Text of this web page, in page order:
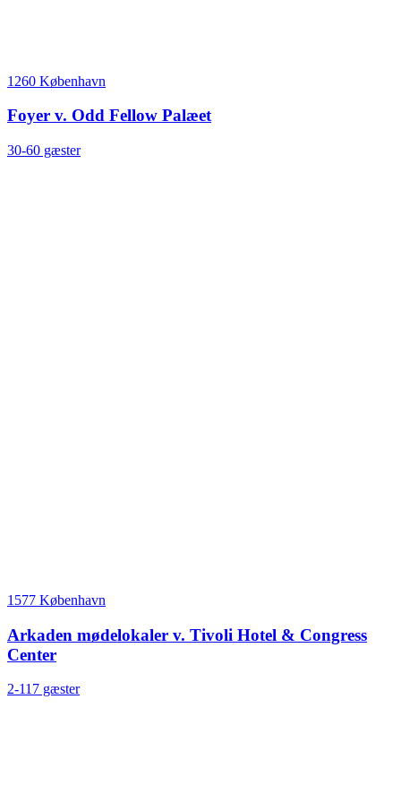
1260 København
Foyer v. Odd Fellow Palæet
30-60 gæster
1577 København
Arkaden mødelokaler v. Tivoli Hotel & Congress
Center
2-117 gæster